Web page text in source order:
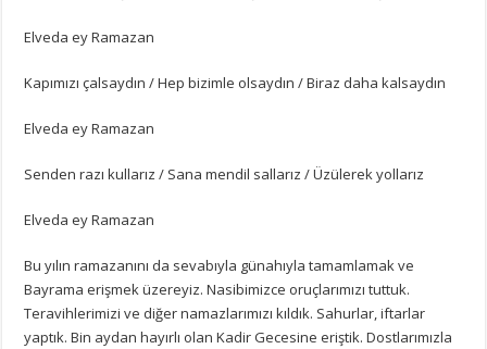
Elveda ey Ramazan
Kapımızı çalsaydın / Hep bizimle olsaydın / Biraz daha kalsaydın
Elveda ey Ramazan
Senden razı kullarız / Sana mendil sallarız / Üzülerek yollarız
Elveda ey Ramazan
Bu yılın ramazanını da sevabıyla günahıyla tamamlamak ve
Bayrama erişmek üzereyiz. Nasibimizce oruçlarımızı tuttuk.
Teravihlerimizi ve diğer namazlarımızı kıldık. Sahurlar, iftarlar
yaptık. Bin aydan hayırlı olan Kadir Gecesine eriştik. Dostlarımızla